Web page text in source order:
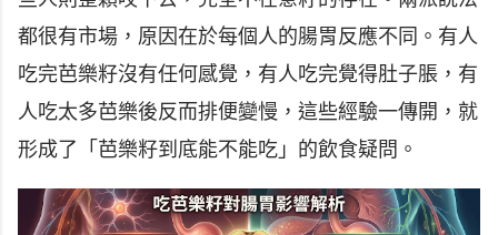
都很有市場，原因在於每個人的腸胃反應不同。有人
吃完芭樂籽沒有任何感覺，有人吃完覺得肚子脹，有
人吃太多芭樂後反而排便變慢，這些經驗一傳開，就
形成了「芭樂籽到底能不能吃」的飲食疑問。